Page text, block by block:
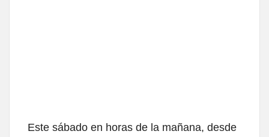
Este sábado en horas de la mañana, desde